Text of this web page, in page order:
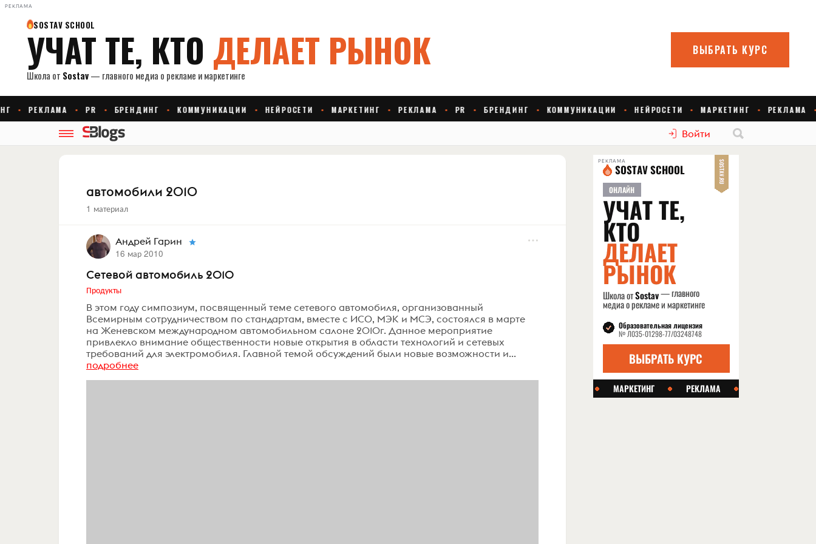
РЕКЛАМА
Войти
автомобили 2010
1 материал
Андрей Гарин
16 мар 2010
Сетевой автомобиль 2010
Продукты
В этом году симпозиум, посвященный теме сетевого автомобиля, организованный
Всемирным сотрудничеством по стандартам, вместе с ИСО, МЭК и МСЭ, состоялся в марте
на Женевском международном автомобильном салоне 2010г. Данное мероприятие
привлекло внимание общественности новые открытия в области технологий и сетевых
требований для электромобиля. Главной темой обсуждений были новые возможности и...
подробнее
РЕКЛАМА